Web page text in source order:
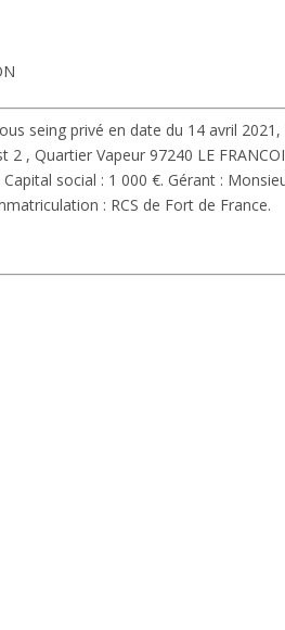
seing privé en date du 14 avril
2 , Quartier Vapeur 97240 LE
Capital social : 1 000 €. Gérant :
: RCS de Fort de France.